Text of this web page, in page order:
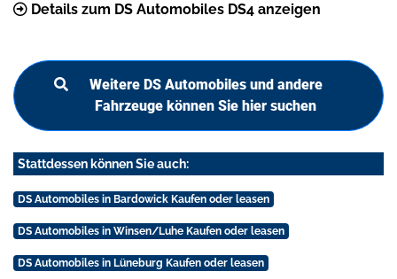
Details zum DS Automobiles DS4 anzeigen
Weitere DS Automobiles und andere
Fahrzeuge können Sie hier suchen
Stattdessen können Sie auch:
DS Automobiles in Bardowick Kaufen oder leasen
DS Automobiles in Winsen/Luhe Kaufen oder leasen
DS Automobiles in Lüneburg Kaufen oder leasen